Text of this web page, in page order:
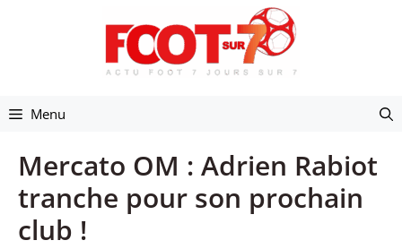
Menu
Mercato OM : Adrien Rabiot
tranche pour son prochain
club !